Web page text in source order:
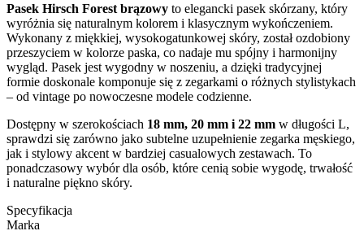
Pasek Hirsch Forest brązowy to elegancki pasek skórzany, który
wyróżnia się naturalnym kolorem i klasycznym wykończeniem.
Wykonany z miękkiej, wysokogatunkowej skóry, został ozdobiony
przeszyciem w kolorze paska, co nadaje mu spójny i harmonijny
wygląd. Pasek jest wygodny w noszeniu, a dzięki tradycyjnej
formie doskonale komponuje się z zegarkami o różnych stylistykach
– od vintage po nowoczesne modele codzienne.
Dostępny w szerokościach 18 mm, 20 mm i 22 mm w długości L,
sprawdzi się zarówno jako subtelne uzupełnienie zegarka męskiego,
jak i stylowy akcent w bardziej casualowych zestawach. To
ponadczasowy wybór dla osób, które cenią sobie wygodę, trwałość
i naturalne piękno skóry.
Specyfikacja
Marka